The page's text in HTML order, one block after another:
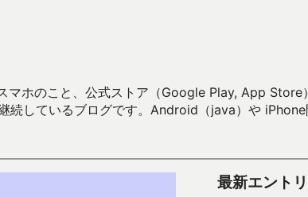
ホのこと、公式ストア（Google Play, App Store
続しているブログです。Android（java）や
最新エント